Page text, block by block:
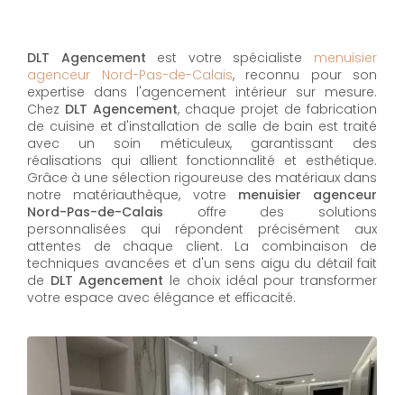
DLT Agencement est votre spécialiste menuisier
agenceur Nord-Pas-de-Calais, reconnu pour son
expertise dans l'agencement intérieur sur mesure.
Chez DLT Agencement, chaque projet de fabrication
de cuisine et d'installation de salle de bain est traité
avec un soin méticuleux, garantissant des
réalisations qui allient fonctionnalité et esthétique.
Grâce à une sélection rigoureuse des matériaux dans
notre matériauthèque, votre menuisier agenceur
Nord-Pas-de-Calais offre des solutions
personnalisées qui répondent précisément aux
attentes de chaque client. La combinaison de
techniques avancées et d'un sens aigu du détail fait
de DLT Agencement le choix idéal pour transformer
votre espace avec élégance et efficacité.